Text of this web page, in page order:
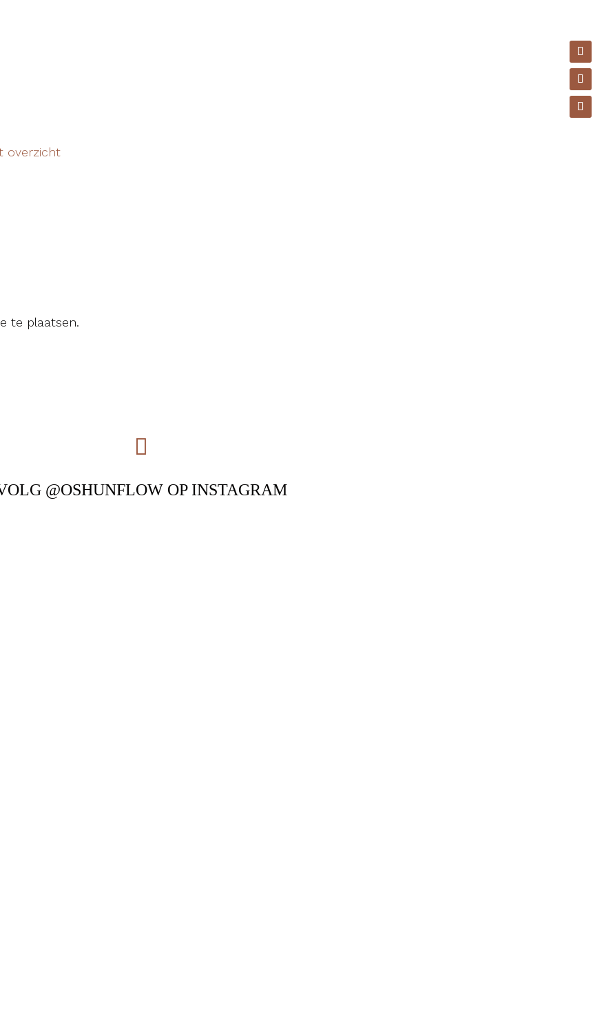
overzicht
te plaatsen.
@OSHUNFLOW OP INSTAGRAM